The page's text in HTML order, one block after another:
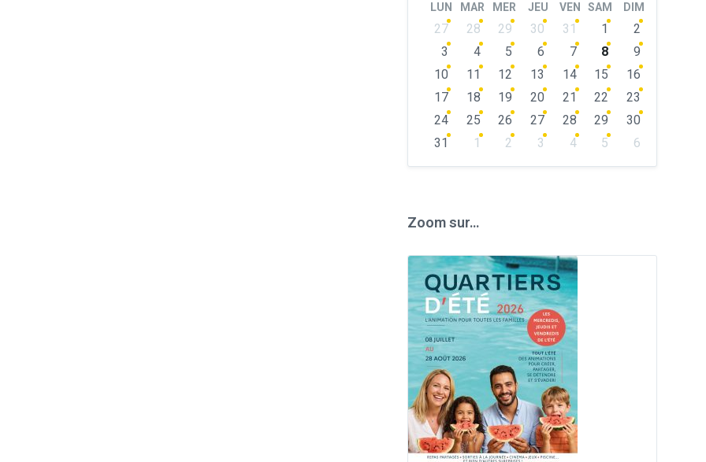
LUN MAR MER JEU VEN SAM DIM
Skip
calendar
days
27 28 29 30 31 1
2
3
4 5 6 7 8
9
10
11 12 13 14 15
16
17
18 19 20 21 22
23
24
25 26 27 28 29
30
31
1 2 3 4 5
6
Zoom sur…